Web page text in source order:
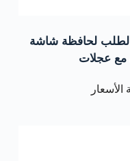
لحافظة شاشة